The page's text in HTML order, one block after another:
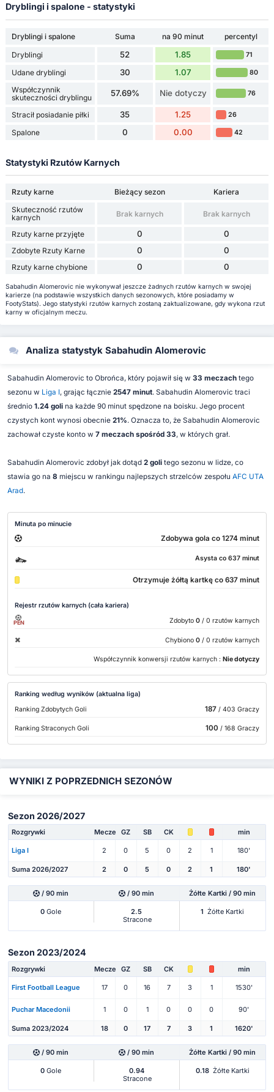
Dryblingi i spalone - statystyki
Dryblingi i spalone Suma na 90 minut
percentyl
Dryblingi
52 1.85 71
Udane dryblingi 30 1.07 80
Współczynnik
skuteczności dryblingu
57.69% Nie dotyczy 76
Stracił posiadanie piłki 35 1.25 26
Spalone 0 0.00 42
Statystyki Rzutów Karnych
Rzuty karne Bieżący sezon
Kariera
Skuteczność rzutów
karnych
Brak karnych Brak karnych
Rzuty karne przyjęte 0 0
Zdobyte Rzuty Karne 0 0
Rzuty karne chybione 0 0
Sabahudin Alomeroviс nie wykonywał jeszcze żadnych rzutów karnych w swojej
karierze (na podstawie wszystkich danych sezonowych, które posiadamy w
FootyStats). Jego statystyki rzutów karnych zostaną zaktualizowane, gdy wykona rzut
karny w oficjalnym meczu.
Analiza statystyk Sabahudin Alomeroviс
Sabahudin Alomeroviс to Obrońca, który pojawił się w 33 meczachtego
sezonu w Liga I, grając łącznie 2547 minut. Sabahudin Alomeroviс traci
średnio 1.24 golina każde 90 minut spędzone na boisku. Jego procent
czystych kont wynosi obecnie 21%. Oznacza to, że Sabahudin Alomeroviс
zachował czyste konto w 7 meczach spośród 33, w których grał.
Sabahudin Alomeroviс zdobył jak dotąd 2 golitego sezonu w lidze, co
stawia go na 8 miejscu w rankingu najlepszych strzelców zespołu AFC UTA
Arad.
Minuta po minucie
Zdobywa gola co 1274 minut
Asysta co 637 minut
Otrzymuje żółtą kartkę co 637 minut
Rejestr rzutów karnych (cała kariera)
PEN Zdobyto 0 / 0 rzutów karnych
Chybiono 0 / 0 rzutów karnych
Współczynnik konwersji rzutów karnych : Nie dotyczy
Ranking według wyników (aktualna liga)
Ranking Zdobytych Goli
187/ 403 Graczy
Ranking Straconych Goli 100 / 168 Graczy
WYNIKI Z POPRZEDNICH SEZONÓW
Sezon 2026/2027
Rozgrywki Mecze GZ SB CK min
Liga I 2 0 5 0 2 1 180'
Suma 2026/2027 2 0 5 0 2 1 180'
/ 90 min / 90 min Żółte Kartki / 90 min
0 Gole
2.5
Stracone
1 Żółte Kartki
Sezon 2023/2024
Rozgrywki Mecze GZ SB CK min
First Football League 17 0 16 7 3 1 1530'
Puchar Macedonii 1 0 1 0 0 0 90'
Suma 2023/2024 18 0 17 7 3 1 1620'
/ 90 min / 90 min Żółte Kartki / 90 min
0 Gole
0.94
Stracone
0.18 Żółte Kartki